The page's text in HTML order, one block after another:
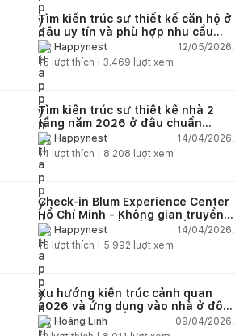
Tìm kiến trúc sư thiết kế căn hộ ở
đâu uy tín và phù hợp nhu cầu
năm 2026?
Happynest
12/05/2026,
15 lượt thích | 3.469 lượt xem
Tìm kiến trúc sư thiết kế nhà 2
tầng năm 2026 ở đâu chuẩn
nhất?Happynest
14/04/2026,
14 lượt thích | 8.208 lượt xem
Check-in Blum Experience Center
Hồ Chí Minh - Không gian truyền
cảm hứng thiết kế nội thất
Happynest
14/04/2026,
16 lượt thích | 5.992 lượt xem
Xu hướng kiến trúc cảnh quan
2026 và ứng dụng vào nhà ở đô
thị hiện đại
Hoàng Linh
09/04/2026,